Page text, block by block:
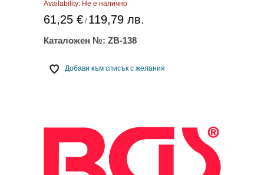
Availability: Не е налично
61,25 €/ 119,79 лв.
Каталожен №: ZB-138
Добави към списък с желания